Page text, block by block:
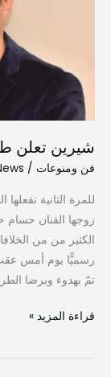
شيرين تعلن
فن ومنوعات /
للمرة الثانية
زوجها الفنان
الكثير من من
رسميًّا يوم أمس عقب
تمّ بهدوء وبرضا
قراءة المزيد »